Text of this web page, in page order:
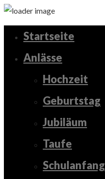
Startseite
Anlässe
Hochzeit
Geburtstag
Jubiläum
Taufe
Schulanfang